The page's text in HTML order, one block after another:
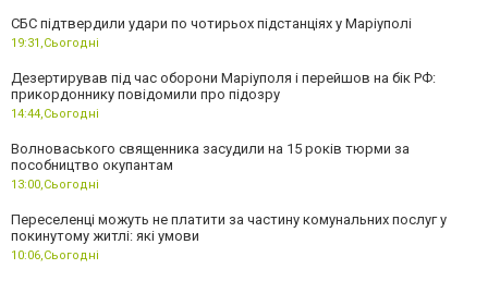
СБС підтвердили удари по чотирьох підстанціях у Маріуполі
19:31,Сьогодні
Дезертирував під час оборони Маріуполя і перейшов на бік РФ:
прикордоннику повідомили про підозру
14:44,Сьогодні
Волноваського священника засудили на 15 років тюрми за
пособництво окупантам
13:00,Сьогодні
Переселенці можуть не платити за частину комунальних послуг у
покинутому житлі: які умови
10:06,Сьогодні